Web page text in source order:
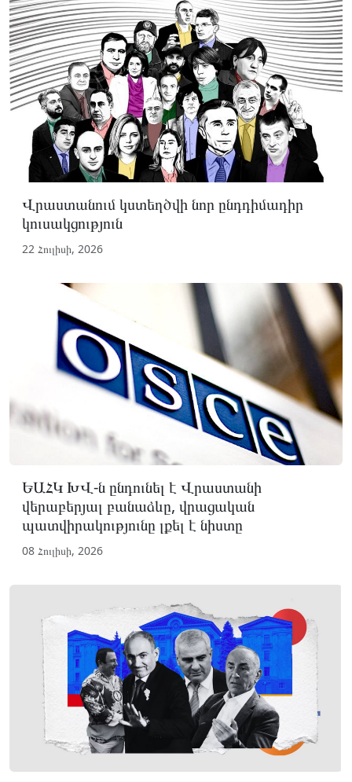
Վրաստանում կստեղծվի նոր ընդդիմադիր
կուսակցություն
22 Հուլիսի, 2026
ԵԱՀԿ ԽՎ-ն ընդունել է Վրաստանի
վերաբերյալ բանաձևը, վրացական
պատվիրակությունը լքել է նիստը
08 Հուլիսի, 2026